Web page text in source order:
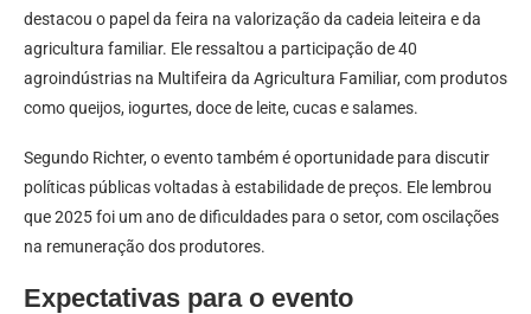
destacou o papel da feira na valorização da cadeia leiteira e da
agricultura familiar. Ele ressaltou a participação de 40
agroindústrias na Multifeira da Agricultura Familiar, com produtos
como queijos, iogurtes, doce de leite, cucas e salames.
Segundo Richter, o evento também é oportunidade para discutir
políticas públicas voltadas à estabilidade de preços. Ele lembrou
que 2025 foi um ano de dificuldades para o setor, com oscilações
na remuneração dos produtores.
Expectativas para o evento